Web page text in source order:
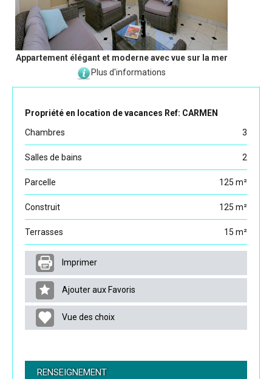
Appartement élégant et moderne avec vue sur la mer
Plus d'informations
Propriété en location de vacances Ref: CARMEN
Chambres
3
Salles de bains 2
Parcelle 125 m²
Construit 125 m²
Terrasses 15 m²
Imprimer
Ajouter aux Favoris
Vue des choix
RENSEIGNEMENT